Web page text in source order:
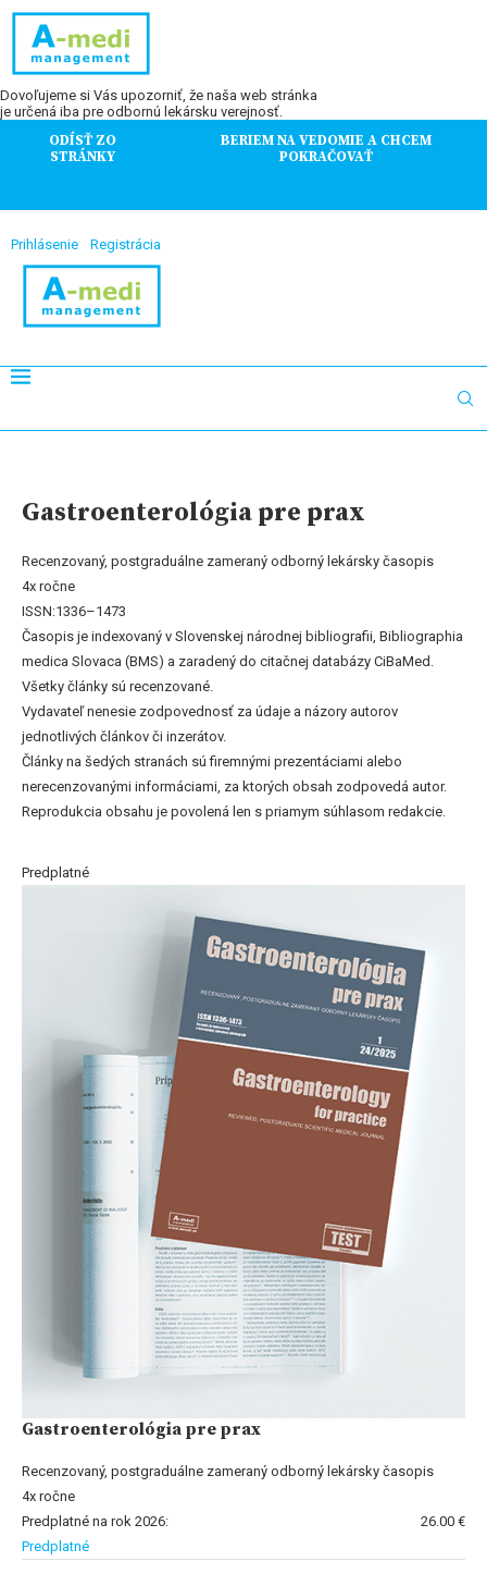
Dovoľujeme si Vás upozorniť, že naša web stránka
je určená iba pre odbornú lekársku verejnosť.
ODÍSŤ ZO
STRÁNKY
BERIEM NA VEDOMIE A CHCEM
POKRAČOVAŤ
Prihlásenie Registrácia
Gastroenterológia pre prax
Recenzovaný, postgraduálne zameraný odborný lekársky časopis
4x ročne
ISSN:1336–1473
Časopis je indexovaný v Slovenskej národnej bibliografii, Bibliographia
medica Slovaca (BMS) a zaradený do citačnej databázy CiBaMed.
Všetky články sú recenzované.
Vydavateľ nenesie zodpovednosť za údaje a názory autorov
jednotlivých článkov či inzerátov.
Články na šedých stranách sú firemnými prezentáciami alebo
nerecenzovanými informáciami, za ktorých obsah zodpovedá autor.
Reprodukcia obsahu je povolená len s priamym súhlasom redakcie.
Predplatné
Gastroenterológia pre prax
Recenzovaný, postgraduálne zameraný odborný lekársky časopis
4x ročne
Predplatné na rok 2026:
26.00 €
Predplatné